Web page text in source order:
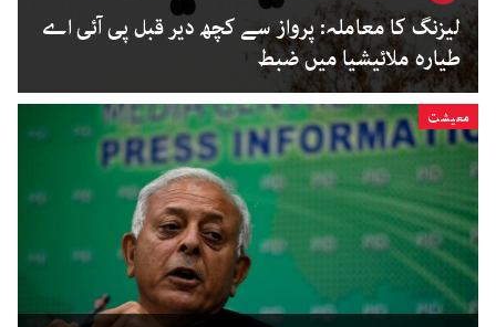
لیزنگ کا معاملہ: پرواز سے کچھ دیر قبل پی آئی اے
طیارہ ملائیشیا میں ضبط
معیشت